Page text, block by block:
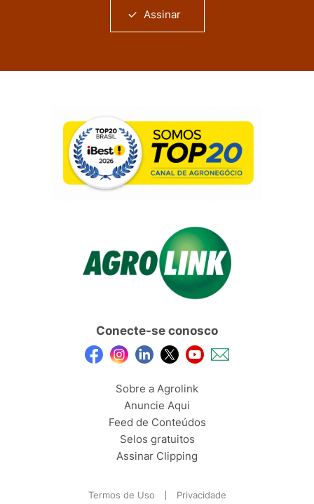
Assinar
Conecte-se conosco
Sobre a Agrolink
Anuncie Aqui
Feed de Conteúdos
Selos gratuitos
Assinar Clipping
Termos de Uso Privacidade